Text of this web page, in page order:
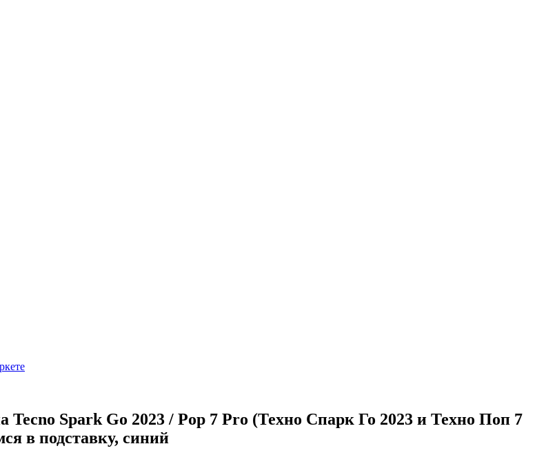
Spark Go 2023 / Pop 7 Pro (Техно Спарк Го 2023 и Техно Поп 7
в подставку, синий